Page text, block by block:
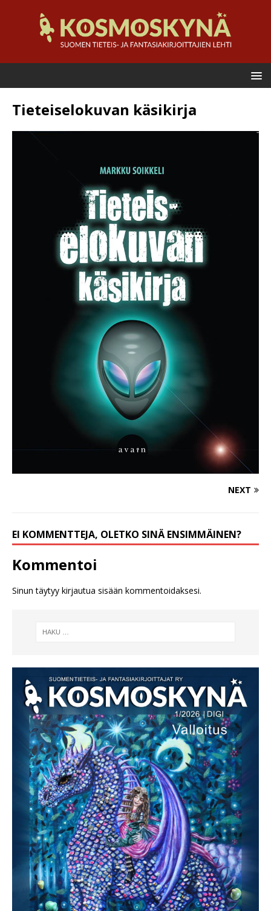
Tieteiselokuvan käsikirja
NEXT
EI KOMMENTTEJA, OLETKO SINÄ ENSIMMÄINEN?
Kommentoi
Sinun täytyy kirjautua sisään kommentoidaksesi.